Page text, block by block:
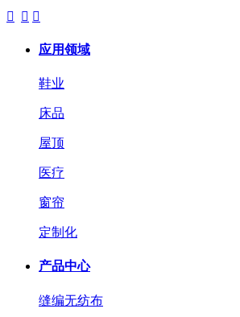
  
应用领域
鞋业
床品
屋顶
医疗
窗帘
定制化
产品中心
缝编无纺布